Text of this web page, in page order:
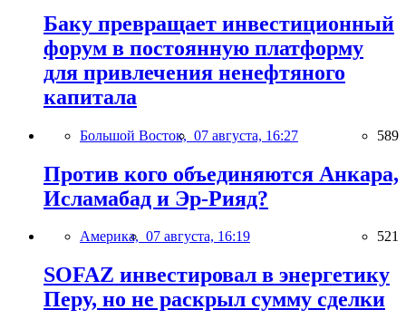
Баку превращает инвестиционный
форум в постоянную платформу
для привлечения ненефтяного
капитала
Большой Восток, 07 августа, 16:27 589
Против кого объединяются Анкара,
Исламабад и Эр-Рияд?
Америка, 07 августа, 16:19 521
SOFAZ инвестировал в энергетику
Перу, но не раскрыл сумму сделки